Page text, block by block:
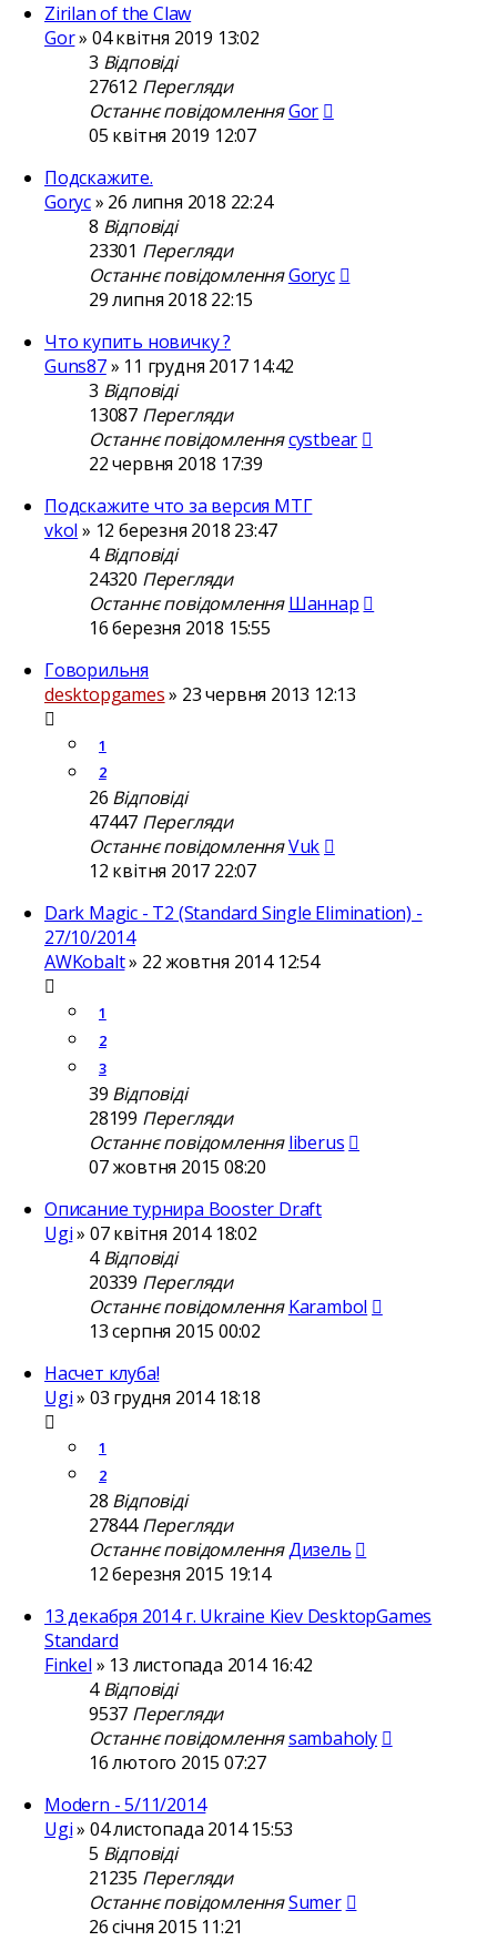
Zirilan of the Claw
Gor» 04 квітня 2019 13:02
3 Відповіді
27612 Перегляди
Останнє повідомленняGor
05 квітня 2019 12:07
Подскажите.
Goryc» 26 липня 2018 22:24
8 Відповіді
23301 Перегляди
Останнє повідомленняGoryc
29 липня 2018 22:15
Что купить новичку ?
Guns87» 11 грудня 2017 14:42
3 Відповіді
13087 Перегляди
Останнє повідомленняcystbear
22 червня 2018 17:39
Подскажите что за версия МТГ
vkol » 12 березня 2018 23:47
4Відповіді
24320 Перегляди
Останнє повідомленняШаннар
16 березня 2018 15:55
Говорильня
desktopgames» 23 червня 2013 12:13
1
2
26 Відповіді
47447 Перегляди
Останнє повідомленняVuk
12 квітня 2017 22:07
Dark Magic - T2 (Standard Single Elimination) -
27/10/2014
AWKobalt» 22 жовтня 2014 12:54
1
2
3
39 Відповіді
28199 Перегляди
Останнє повідомленняliberus
07 жовтня 2015 08:20
Описание турнира Booster Draft
Ugi» 07 квітня 2014 18:02
4Відповіді
20339 Перегляди
Останнє повідомленняKarambol
13 серпня 2015 00:02
Насчет клуба!
Ugi» 03 грудня 2014 18:18
1
2
28 Відповіді
27844Перегляди
Останнє повідомленняДизель
12 березня 2015 19:14
13 декабря 2014 г. Ukraine Kiev DesktopGames
Standard
Finkel » 13 листопада 2014 16:42
4Відповіді
9537 Перегляди
Останнє повідомленняsambaholy
16 лютого 2015 07:27
Modern - 5/11/2014
Ugi» 04 листопада 2014 15:53
5 Відповіді
21235 Перегляди
Останнє повідомленняSumer
26 січня 2015 11:21